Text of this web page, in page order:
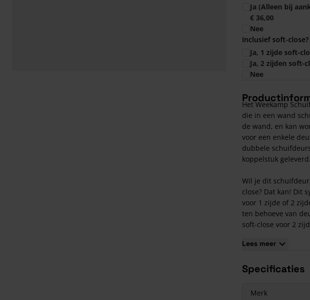
Ja (Alleen bij
€ 36,00
Nee
Inclusief soft-close?
Ja, 1 zijde soft-
Ja, 2 zijden soft-
Nee
Het Weekamp
die in een wand
de wand, en kan
voor een enkele
dubbele
koppelstuk geleverd.
Wil je dit
close? Dat kan! Dit
voor 1 zijde of 2
ten behoeve van
soft-close voor 2
Kleur: RVS
Dubbele optie
Lees meer
Specificaties
Merk